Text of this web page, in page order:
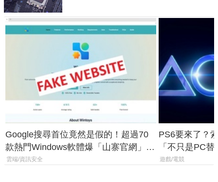
Google搜尋首位竟然是假的！超過70
款熱門Windows軟體爆「山寨官網」危
機
雲端/資訊安全
PS6要來了？
「不只是PC
廳、進軍電競
遊戲/電競